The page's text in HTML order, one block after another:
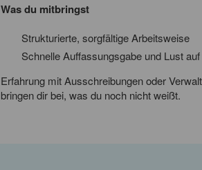
Was du mitbringst
Strukturierte, sorgfältige Arbeitsweise
Schnelle Auffassungsgabe und Lust
Erfahrung mit Ausschreibungen oder
bringen dir bei, was du noch nicht weißt.